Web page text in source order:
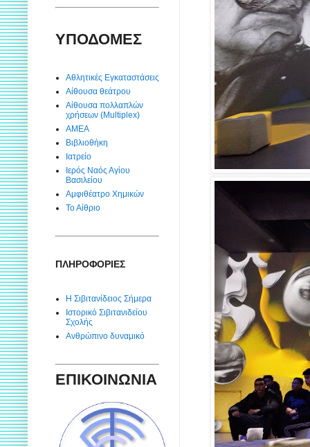
ΥΠΟΔΟΜΕΣ
Αθλητικές Εγκαταστάσεις
Αίθουσα θεάτρου
Αίθουσα πολλαπλών
χρήσεων (Multiplex)
ΑΜΕΑ
Βιβλιοθήκη
Ιατρείο
Ιερός Ναός Αγίου
Βασιλείου
Αμφιθέατρο Χημικών
Το Αίθριο
ΠΛΗΡΟΦΟΡΙΕΣ
Η Σιβιτανίδειος Σήμερα
Ιστορικό Σιβιτανιδείου
Σχολής
Ανθρώπινο δυναμικό
ΕΠΙΚΟΙΝΩΝΙΑ